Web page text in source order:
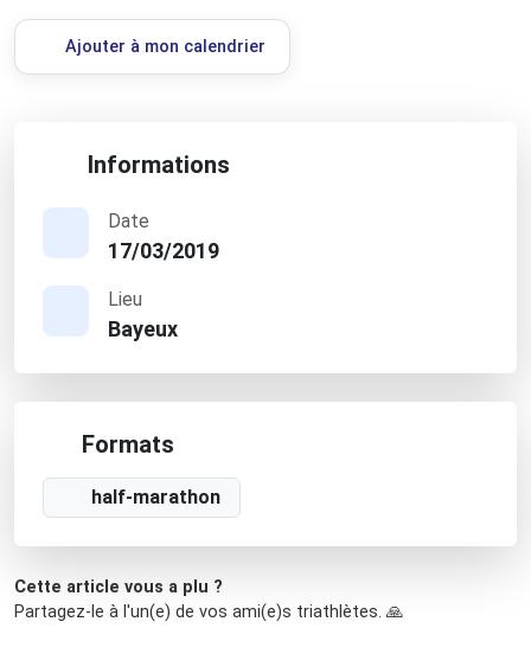
Ajouter à mon calendrier
Informations
Date
17/03/2019
Lieu
Bayeux
Formats
half-marathon
Cette article vous a plu ?
Partagez-le à l'un(e) de vos ami(e)s triathlètes. 🙏